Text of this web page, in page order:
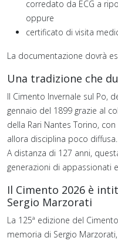
corredato da ECG a
oppure
certificato di visita
La documentazione dovrà
Una tradizione che
Il Cimento Invernale sul Po,
gennaio del 1899 grazie al
della Rari Nantes Torino,
allora disciplina poco diffusa.
A distanza di 127 anni,
generazioni di appassionati
Il Cimento 2026 è
Sergio Marzorati
La 125ª edizione del
memoria di Sergio